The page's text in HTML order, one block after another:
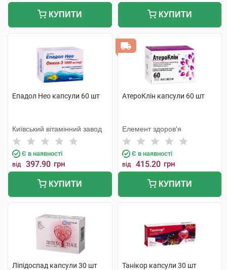
КУПИТИ КУПИТИ
Епадол Нео капсули 60 шт
Київський вітамінний завод
Є в наявності
від 397.90 грн
КУПИТИ
АтероКлін капсули 60 шт
Елемент здоров'я
Є в наявності
від 415.20 грн
КУПИТИ
Ліпідоспад капсули 30 шт Танікор капсули 30 шт